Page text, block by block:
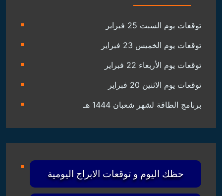
توقعات يوم السبت 25 فبراير
توقعات يوم الخميس 23 فبراير
توقعات يوم الأربعاء 22 فبراير
توقعات يوم الاثنين 20 فبراير
برنامج الطاقة لشهر شعبان 1444 هـ
حظك اليوم و توقعات الابراج اليومية